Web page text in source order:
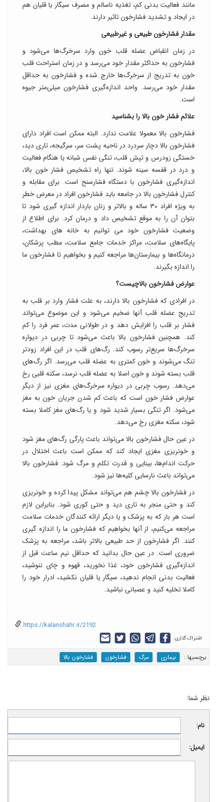
مانند فعالیت بدنی کم، تغذیه ناسالم و مصرف سیگار یا قلیان هم
در ایجاد و تشدید فشارخون تاثیر دارند.
مقدار فشارخون طبیعی و غیرطبیعی
در زمان انقباض عضله قلب خون وارد سرخرگ‌ها می‌شود و
فشارخون به حداکثر مقدار خود می‌رسد و در زمان استراحت قلب
خون به تدریج از سرخرگ‌ها خارج شده و فشارخون به حداقل
مقدار خود می‌رسد. واحد اندازه‌گیری فشارخون میلی‌متر جیوه
است.
علائم فشار خون بالا را بشناسید
فشارخون بالا معمولا علامت ندارد. البته ممکن است افراد دارای
فشارخون بالا دچار سردرد در ناحیه پشت سر، سرگیجه، تاری دید،
خستگی زودرس و تپش قلب، تنگی نفس شبانه یا هنگام فعالیت
و درد در قفسه سینه شوند. تنها راه تشخیص فشار خون بالا،
اندازه‌گیری فشارخون با دستگاه فشارسنج است. برای مقابله و
کنترل فشارخون بالا در جامعه باید فشارخون افراد در معرض خطر
به ویژه افراد ۳۰ ساله و بالاتر و زنان باردار اندازه گیری شود تا
بتوان آن را به موقع تشخیص داد و درمان کرد. برای اطلاع از
وضعیت فشارخون خود می توانیم به خانه های بهداشت،
پایگاه‌های سلامت، مراکز خدمات جامع سلامت، مطب پزشکان،
درمانگاه‌ها و بیمارستان‌ها مراجعه کنیم و بخواهیم تا فشارخون ما
را اندازه بگیرند.
عوارض فشارخون بالاچیست؟
در افرادی که فشارخون بالا دارند، به علت فشار وارد بر قلب به
تدریج عضله قلب آنها ضخیم می‌شود و این موضوع می‌تواند
فشار بر قلب را افزایش دهد و در طولانی مدت، عمر فرد را کم
کند. همچنین فشارخون بالا باعث می‌شود تا چربی در دیواره
سرخرگ‌ها سریع‌تر رسوب کند. رگ‌های قلب در این افراد زودتر
تنگ می‌شوند و خون کمتری به عضله قلب می‌رسد. اگر رگ‌های
قلب بسته شوند و خون اصلا به عضله قلب نرسد، سکته قلبی رخ
می‌دهد. رسوب چربی در دیواره سرخرگ‌های مغزی نیز از دیگر
عوارض فشار خون است که باعث کم شدن جریان خون به مغز
می‌شود. اگر تنگی بسیار شدید شود و یا رگ‌های مغز کاملا بسته
شود، سکته مغزی رخ می‌دهد.
در عین حال فشارخون بالا می‌تواند باعث پارگی رگ‌های مغز شود
و خونریزی‌ مغزی ایجاد کند که ممکن است باعث اختلال در
حرکت اندام‌ها، بینایی و قدرت تکلم و مرگ شود. فشارخون بالا
می‌تواند باعث نارسایی کلیه‌ها نیز شود.
در فشارخون بالا چشم هم می‌تواند مشکل پیدا کرده و خونریزی
کند و حتی منجر به تاری دید و حتی کوری شود. بنابراین لازم
است هر بار که به پزشک و یا دیگر ارائه کنندگان خدمات سلامت
مراجعه می‌کنیم، از آنها بخواهیم که فشارخون ما را اندازه‌ گیری
کنند. اگر فشارخون از حد طبیعی بالاتر باشد، مراجعه به پزشک
ضروری است. در عین حال بدانید که حداقل نیم ساعت قبل از
اندازه‌گیری فشارخون خود، غذا نخورید، قهوه و چای ننوشید،
فعالیت بدنی انجام ندهید، سیگار یا قلیان نکشید، ادرار خود را
کاملا تخلیه کنید و عصبانی نباشید.
https://kalanshahr.ir/2192
اشتراک گذاری:
برچسب‎ها : بیماری مرگ فشارخون فشارخون بالا
نظر شما:
نام:
ایمیل: